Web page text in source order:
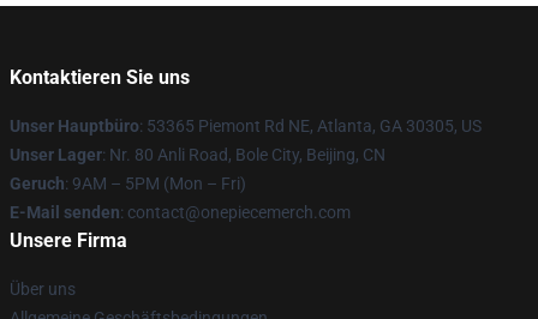
Kontaktieren Sie uns
Unser Hauptbüro: 53365 Piemont Rd NE, Atlanta, GA 30305, US
Unser Lager: Nr. 80 Anli Road, Bole City, Beijing, CN
Geruch: 9AM – 5PM (Mon – Fri)
E-Mail senden: contact@onepiecemerch.com
Unsere Firma
Über uns